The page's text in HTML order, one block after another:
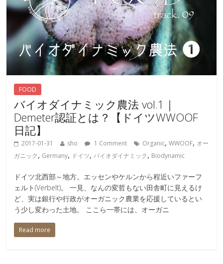
FOOD
バイオダイナミック農法 vol.1｜
Demeter認証とは？【ドイツWWOOF
日記】
2017-01-31 sho 1 Comment Organic,WWOOF, オー
ガニック, Germany, ドイツ,バイオダイナミック, Biodynamic
ドイツ北西部～地方。エッセンやケルンから程近いファーフ
ェルト(Verbelt)。 一見、なんの変哲もない田舎町に見えるけ
ど、実は銀行や行政がオーガニック農業を応援しているとい
う少し変わった土地。 ここら一帯には、オーガニ
Read more